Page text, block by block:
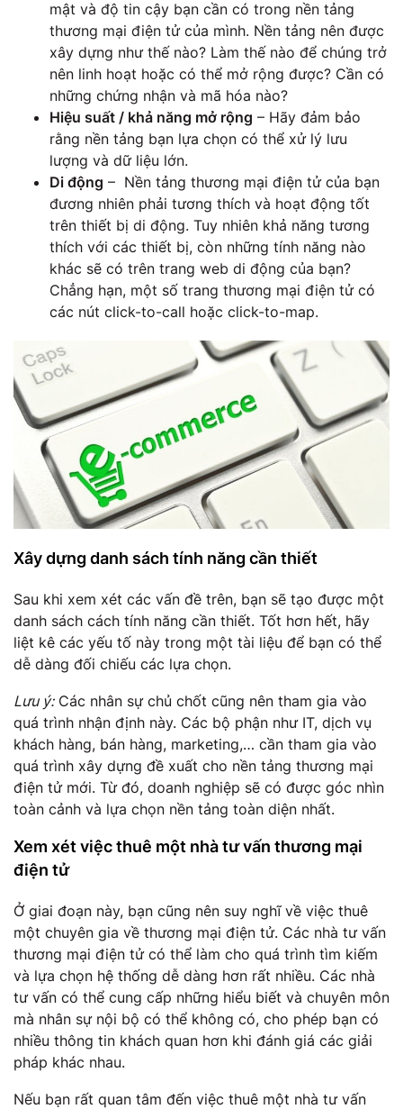
mật và độ tin cậy bạn cần có trong nền tảng
thương mại điện tử của mình. Nền tảng nên được
xây dựng như thế nào? Làm thế nào để chúng trở
nên linh hoạt hoặc có thể mở rộng được? Cần có
những chứng nhận và mã hóa nào?
Hiệu suất / khả năng mở rộng – Hãy đảm bảo
rằng nền tảng bạn lựa chọn có thể xử lý lưu
lượng và dữ liệu lớn.
Di động – Nền tảng thương mại điện tử của bạn
đương nhiên phải tương thích và hoạt động tốt
trên thiết bị di động. Tuy nhiên khả năng tương
thích với các thiết bị, còn những tính năng nào
khác sẽ có trên trang web di động của bạn?
Chẳng hạn, một số trang thương mại điện tử có
các nút click-to-call hoặc click-to-map.
Xây dựng danh sách tính năng cần thiết
Sau khi xem xét các vấn đề trên, bạn sẽ tạo được một
danh sách cách tính năng cần thiết. Tốt hơn hết, hãy
liệt kê các yếu tố này trong một tài liệu để bạn có thể
dễ dàng đối chiếu các lựa chọn.
Lưu ý:Các nhân sự chủ chốt cũng nên tham gia vào
quá trình nhận định này. Các bộ phận như IT, dịch vụ
khách hàng, bán hàng, marketing,… cần tham gia vào
quá trình xây dựng đề xuất cho nền tảng thương mại
điện tử mới. Từ đó, doanh nghiệp sẽ có được góc nhìn
toàn cảnh và lựa chọn nền tảng toàn diện nhất.
Xem xét việc thuê một nhà tư vấn thương mại
điện tử
Ở giai đoạn này, bạn cũng nên suy nghĩ về việc thuê
một chuyên gia về thương mại điện tử. Các nhà tư vấn
thương mại điện tử có thể làm cho quá trình tìm kiếm
và lựa chọn hệ thống dễ dàng hơn rất nhiều. Các nhà
tư vấn có thể cung cấp những hiểu biết và chuyên môn
mà nhân sự nội bộ có thể không có, cho phép bạn có
nhiều thông tin khách quan hơn khi đánh giá các giải
pháp khác nhau.
Nếu bạn rất quan tâm đến việc thuê một nhà tư vấn